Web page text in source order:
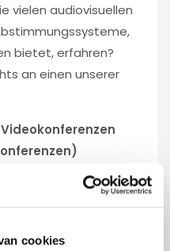
cookies
vielen audiovisuellen
bietet, erfahren?
an einen unserer
MS Teams-